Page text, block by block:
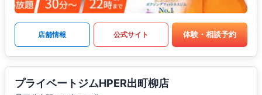
店舗情報 公式サイト 体験・相談予約
プライベートジムHPER出町柳店